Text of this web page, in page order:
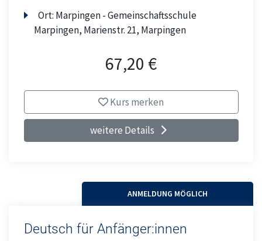
Ort: Marpingen - Gemeinschaftsschule
Marpingen, Marienstr. 21, Marpingen
67,20 €
Kurs merken
weitere Details
ANMELDUNG MÖGLICH
Deutsch für Anfänger:innen